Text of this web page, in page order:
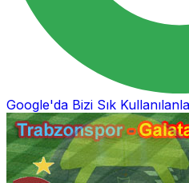
Google'da Bizi Sık